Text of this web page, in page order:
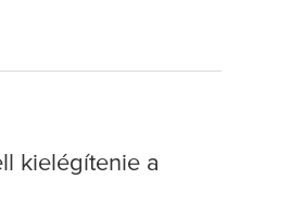
kielégítenie a